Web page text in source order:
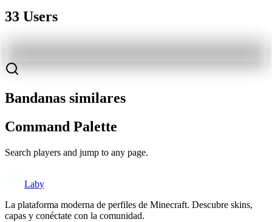
33 Users
Bandanas similares
Command Palette
Search players and jump to any page.
Laby
La plataforma moderna de perfiles de Minecraft. Descubre skins,
capas y conéctate con la comunidad.